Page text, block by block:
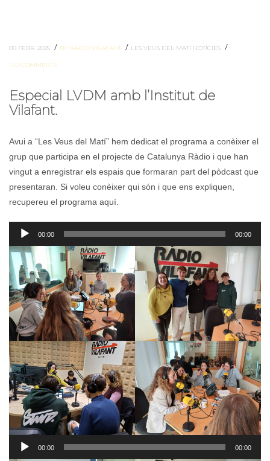
06 FEBR. 2025 / BY RADIO VILAFANT / LES VEUS DEL MATÍ NOTÍCIES /
NO COMMENTS
Especial LVDM amb l’Institut de
Vilafant.
Avui a “Les Veus del Matí” hem dedicat el programa a conèixer el
grup que participa en el projecte de Catalunya Ràdio i que han
vingut a enregistrar els espais que formaran part del pòdcast que
presentaran. Si voleu conèixer qui són i que ens expliquen,
recupereu el programa aquí.
Reproductor
d'àudio
00:00 00:00
Reproductor
d'àudio
00:00 00:00